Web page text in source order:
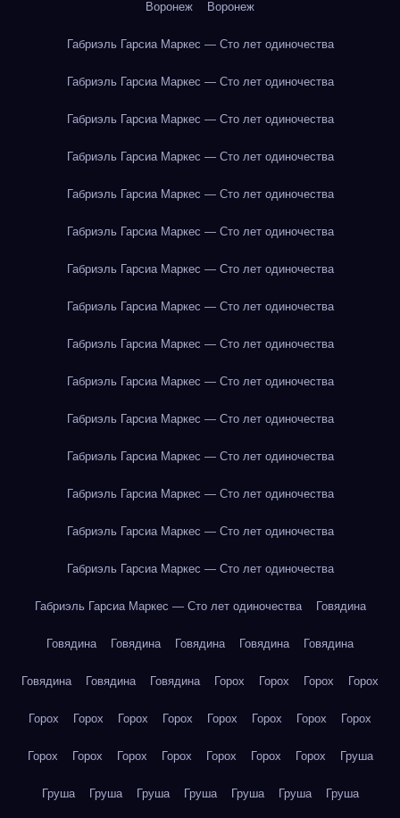
Воронеж Воронеж
Габриэль Гарсиа Маркес — Сто лет одиночества
Габриэль Гарсиа Маркес — Сто лет одиночества
Габриэль Гарсиа Маркес — Сто лет одиночества
Габриэль Гарсиа Маркес — Сто лет одиночества
Габриэль Гарсиа Маркес — Сто лет одиночества
Габриэль Гарсиа Маркес — Сто лет одиночества
Габриэль Гарсиа Маркес — Сто лет одиночества
Габриэль Гарсиа Маркес — Сто лет одиночества
Габриэль Гарсиа Маркес — Сто лет одиночества
Габриэль Гарсиа Маркес — Сто лет одиночества
Габриэль Гарсиа Маркес — Сто лет одиночества
Габриэль Гарсиа Маркес — Сто лет одиночества
Габриэль Гарсиа Маркес — Сто лет одиночества
Габриэль Гарсиа Маркес — Сто лет одиночества
Габриэль Гарсиа Маркес — Сто лет одиночества
Габриэль Гарсиа Маркес — Сто лет одиночества Говядина
Говядина Говядина Говядина Говядина Говядина
Говядина Говядина Говядина Горох Горох Горох Горох
Горох Горох Горох Горох Горох Горох Горох Горох
Горох Горох Горох Горох Горох Горох Горох Груша
Груша Груша Груша Груша Груша Груша Груша